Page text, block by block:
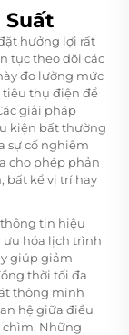
Suất
hưởng lợi rất
tục theo dõi các
đo lường mức
tiêu thụ điện để
giải pháp
kiện bất thường
sự cố nghiêm
cho phép phản
bất kể vị trí hay
tin hiệu
ưu hóa lịch trình
giúp giảm
thời tối đa
thông minh
hệ giữa điều
chìm. Những